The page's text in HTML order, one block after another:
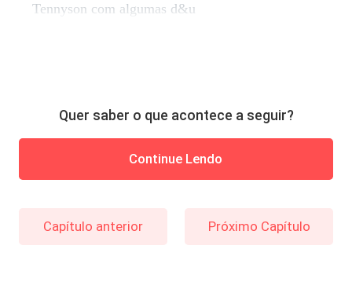
Tennyson com algumas d&u
Quer saber o que acontece a seguir?
Continue Lendo
Capítulo anterior Próximo Capítulo